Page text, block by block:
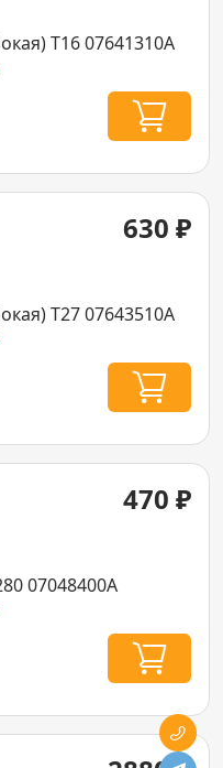
T16 07641310A
630 ₽
T27 07643510A
470 ₽
07048400A